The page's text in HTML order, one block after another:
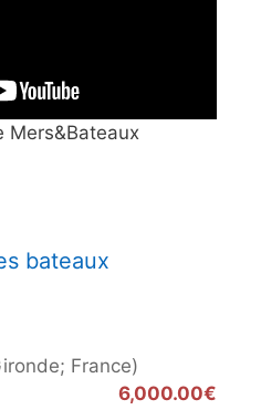
Mers&Bateaux
bateaux
France)
6,000.00€